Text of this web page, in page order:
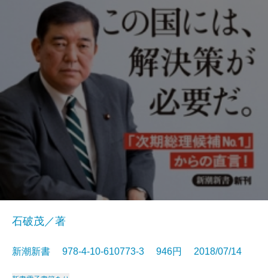
石破茂／著
新潮新書 978-4-10-610773-3 946円 2018/07/14